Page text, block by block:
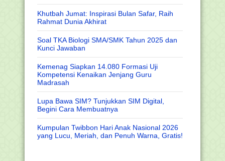
Khutbah Jumat: Inspirasi Bulan Safar, Raih
Rahmat Dunia Akhirat
Soal TKA Biologi SMA/SMK Tahun 2025 dan
Kunci Jawaban
Kemenag Siapkan 14.080 Formasi Uji
Kompetensi Kenaikan Jenjang Guru
Madrasah
Lupa Bawa SIM? Tunjukkan SIM Digital,
Begini Cara Membuatnya
Kumpulan Twibbon Hari Anak Nasional 2026
yang Lucu, Meriah, dan Penuh Warna, Gratis!